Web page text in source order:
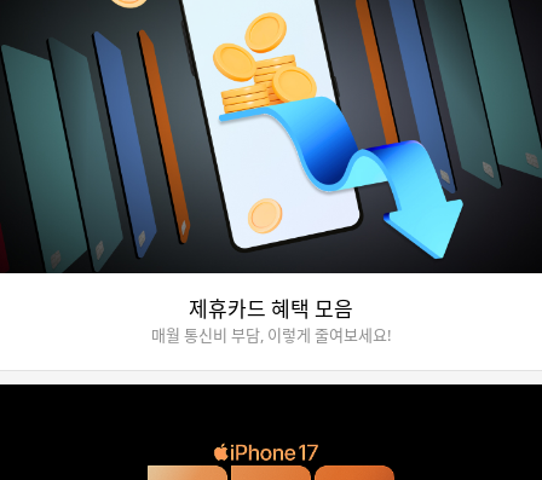
제휴카드 혜택 모음
매월 통신비 부담, 이렇게 줄여보세요!